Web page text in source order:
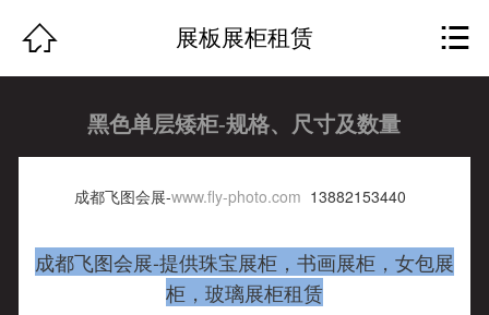
关于我们
飞图案例
服务项目
公司动态
行业资讯
 展板展柜租赁 
黑色单层矮柜-规格、尺寸及数量
成都飞图会展-www.fly-photo.com 13882153440
成都飞图会展-提供珠宝展柜，书画展柜，女包展
柜，玻璃展柜租赁